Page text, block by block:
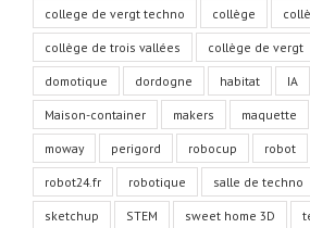
college de vergt techno collège
collège de trois vallées collège de vergt
domotique dordogne habitat IA
Maison-container makers maquette
moway perigord robocup robot
robot24.fr robotique salle de techno
sketchup STEM sweet home 3D